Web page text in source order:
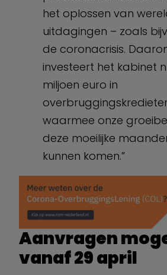
het oplossen van
uitdagingen – zoals
de coronacrisis.
investeert het kabinet
miljoen euro in
waarmee onze
deze moeilijke
kunnen komen.”
Aanvragen
vanaf 29 april